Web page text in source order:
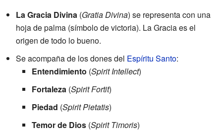
La Gracia Divina (Gratia Divina) se representa con una
hoja de palma (símbolo de victoria). La Gracia es el
origen de todo lo bueno.
Se acompaña de los dones del Espíritu Santo:
Entendimiento (Spirit Intellect)
Fortaleza (Spirit Fortit)
Piedad (Spirit Pietatis)
Temor de Dios (Spirit Timoris)